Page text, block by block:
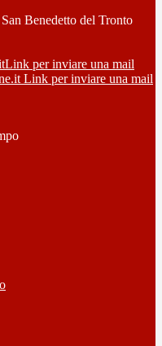
Benedetto del Tronto
Link per inviare una mail
Link per inviare una mail